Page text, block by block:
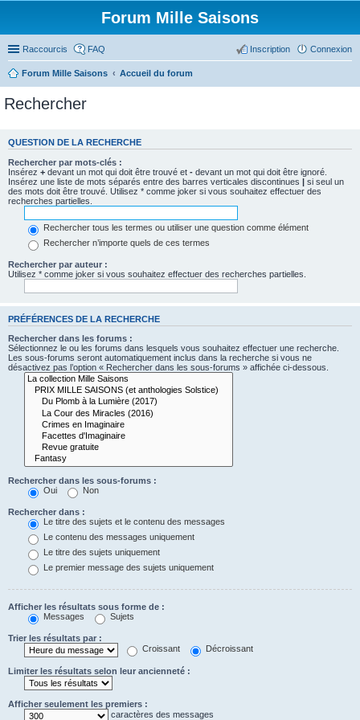
Forum Mille Saisons
Raccourcis FAQ Connexion
Inscription
Forum Mille Saisons Accueil du forum
Rechercher
QUESTION DE LA RECHERCHE
Rechercher par mots-clés :
Insérez + devant un mot qui doit être trouvé et - devant un mot qui doit être ignoré.
Insérez une liste de mots séparés entre des barres verticales discontinues | si seul un
des mots doit être trouvé. Utilisez * comme joker si vous souhaitez effectuer des
recherches partielles.
Rechercher tous les termes ou utiliser une question comme élément
Rechercher n’importe quels de ces termes
Rechercher par auteur :
Utilisez * comme joker si vous souhaitez effectuer des recherches partielles.
PRÉFÉRENCES DE LA RECHERCHE
Rechercher dans les forums :
Sélectionnez le ou les forums dans lesquels vous souhaitez effectuer une recherche.
Les sous-forums seront automatiquement inclus dans la recherche si vous ne
désactivez pas l’option « Rechercher dans les sous-forums » affichée ci-dessous.
Rechercher dans les sous-forums :
Oui
Non
Rechercher dans :
Le titre des sujets et le contenu des messages
Le contenu des messages uniquement
Le titre des sujets uniquement
Le premier message des sujets uniquement
Afficher les résultats sous forme de :
Messages
Sujets
Trier les résultats par :
Croissant
Décroissant
Limiter les résultats selon leur ancienneté :
Afficher seulement les premiers :
caractères des messages